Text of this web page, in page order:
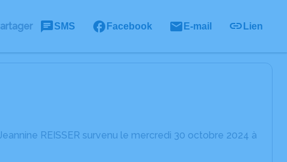
SMS Facebook E-mail Lien
REISSER survenu le mercredi 30 octobre 2024 à